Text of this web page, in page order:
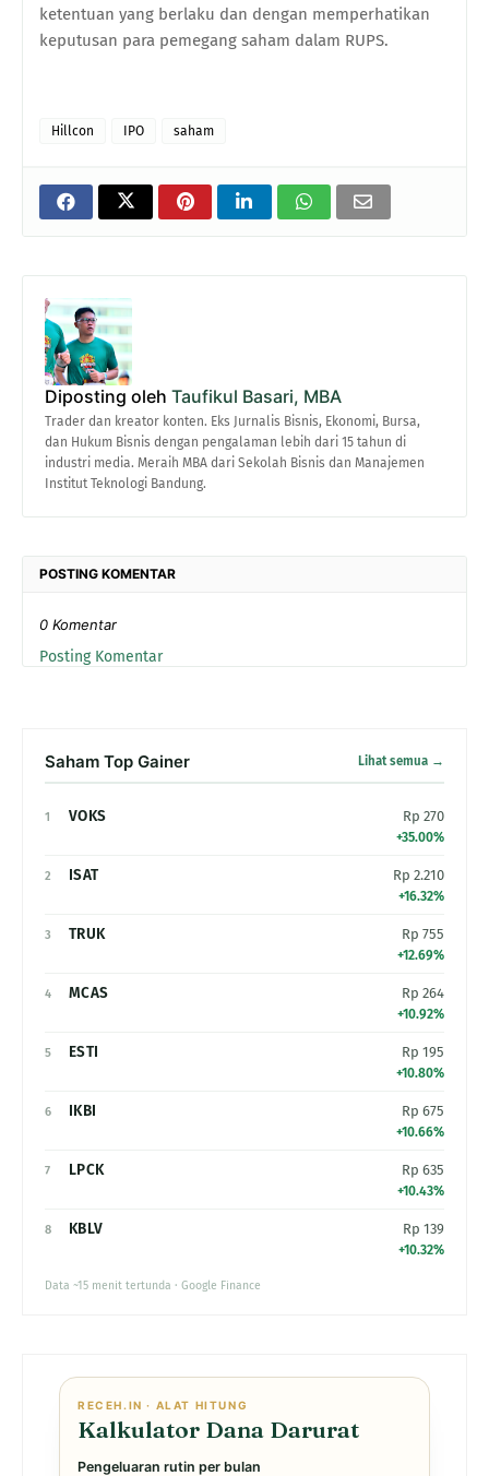
ketentuan yang berlaku dan dengan memperhatikan
keputusan para pemegang saham dalam RUPS.
Hillcon IPO saham
Diposting oleh Taufikul Basari, MBA
Trader dan kreator konten. Eks Jurnalis Bisnis, Ekonomi, Bursa,
dan Hukum Bisnis dengan pengalaman lebih dari 15 tahun di
industri media. Meraih MBA dari Sekolah Bisnis dan Manajemen
Institut Teknologi Bandung.
POSTING KOMENTAR
0 Komentar
Posting Komentar
Saham Top Gainer Lihat semua →
1 VOKS Rp 270
+35.00%
2 ISAT Rp 2.210
+16.32%
3 TRUK Rp 755
+12.69%
4 MCAS Rp 264
+10.92%
5 ESTI Rp 195
+10.80%
6 IKBI Rp 675
+10.66%
7 LPCK Rp 635
+10.43%
8 KBLV Rp 139
+10.32%
Data ~15 menit tertunda · Google Finance
RECEH.IN · ALAT HITUNG
Kalkulator Dana Darurat
Pengeluaran rutin per bulan